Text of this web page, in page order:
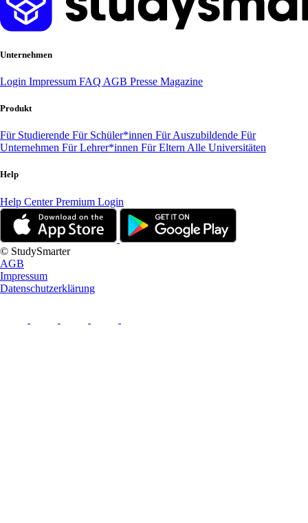
Unternehmen
Login Impressum FAQ AGB Presse Magazine
Produkt
Für Studierende Für Schüler*innen Für Auszubildende Für
Unternehmen Für Lehrer*innen Für Eltern Alle Universitäten
Help
Help CenterPremium Login
© StudySmarter
AGB
Impressum
Datenschutzerklärung